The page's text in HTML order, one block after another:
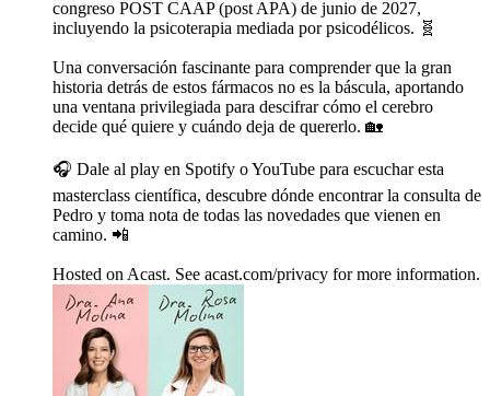
congreso POST CAAP (post APA) de junio de 2027,
incluyendo la psicoterapia mediada por psicodélicos. 🧬
Una conversación fascinante para comprender que la gran
historia detrás de estos fármacos no es la báscula, aportando
una ventana privilegiada para descifrar cómo el cerebro
decide qué quiere y cuándo deja de quererlo. 🏡
🎧 Dale al play en Spotify o YouTube para escuchar esta
masterclass científica, descubre dónde encontrar la consulta de
Pedro y toma nota de todas las novedades que vienen en
camino. 📲
Hosted on Acast. See acast.com/privacy for more information.